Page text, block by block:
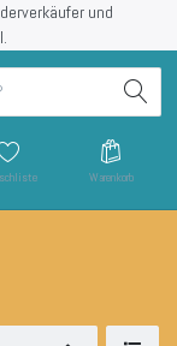
und
Warenkorb